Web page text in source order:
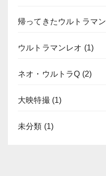
帰ってきたウルトラマン
ウルトラマンレオ (1)
ネオ・ウルトラQ (2)
大映特撮 (1)
未分類 (1)